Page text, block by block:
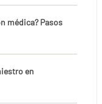
médica? Pasos
en